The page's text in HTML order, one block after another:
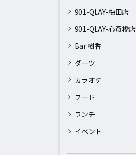
901-QLAY-梅田店
901-QLAY-心斎橋店
Bar 樹香
ダーツ
カラオケ
フード
ランチ
イベント